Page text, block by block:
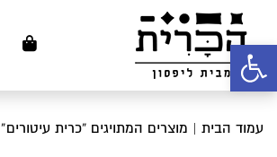
פתח סרגל נגישות
עמוד הבית | מוצרים המתויגים “כרית עיטורים”